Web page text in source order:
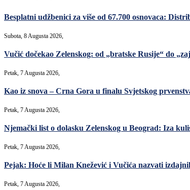
Besplatni udžbenici za više od 67.700 osnovaca:
Subota, 8 Augusta 2026,
Vučić dočekao Zelenskog: od „bratske Rusije“ do
Petak, 7 Augusta 2026,
Kao iz snova – Crna Gora u finalu Svjetskog
Petak, 7 Augusta 2026,
Njemački list o dolasku Zelenskog u Beograd: Iza
Petak, 7 Augusta 2026,
Pejak: Hoće li Milan Knežević i Vučića nazvati
Petak, 7 Augusta 2026,